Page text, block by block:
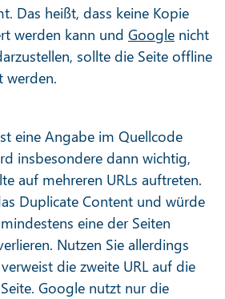
Das heißt, dass keine Kopie
werden kann und Google nicht
sollte die Seite offline
werden.
eine Angabe im Quellcode
insbesondere dann wichtig,
auf mehreren URLs auftreten.
Duplicate Content und würde
eine der Seiten
Nutzen Sie allerdings
die zweite URL auf die
Google nutzt nur die